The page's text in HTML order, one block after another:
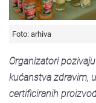
Foto: arhiva
Organizatori
kućanstva zdravim,
certificiranih